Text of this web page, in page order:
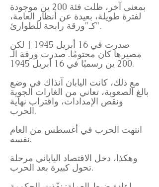
بمعنى آخر، ظلت فئة 200 ين موجودة
لفترة طويلة، بعيدة عن أنظار العامة،
كـ"ورقة رابحة للطوارئ".
صدرت في 16 أبريل 1945 | لكن
مصيرها كان محتومًا. صدرت ورقة الـ
200 ين رسميًا في 16 أبريل 1945.
مع ذلك، كانت اليابان آنذاك في وضع
بالغ الصعوبة، تعاني من الغارات الجوية
ونقص الإمدادات، واقتراب نهاية
الحرب.
انتهت الحرب في أغسطس من العام
نفسه.
وهكذا، دخل الاقتصاد الياباني مرحلة
تحول كبيرة بعد الحرب.